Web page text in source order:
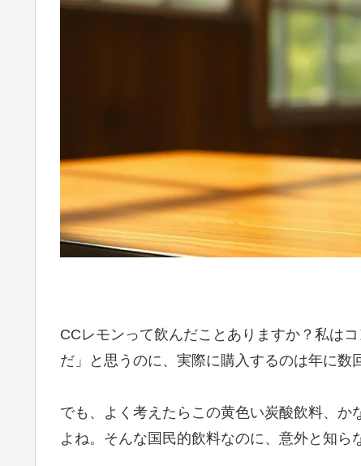
CCレモンって飲んだことありますか？私は
だ」と思うのに、実際に購入するのは年に数
でも、よく考えたらこの黄色い炭酸飲料、
よね。そんな国民的飲料なのに、意外と知ら